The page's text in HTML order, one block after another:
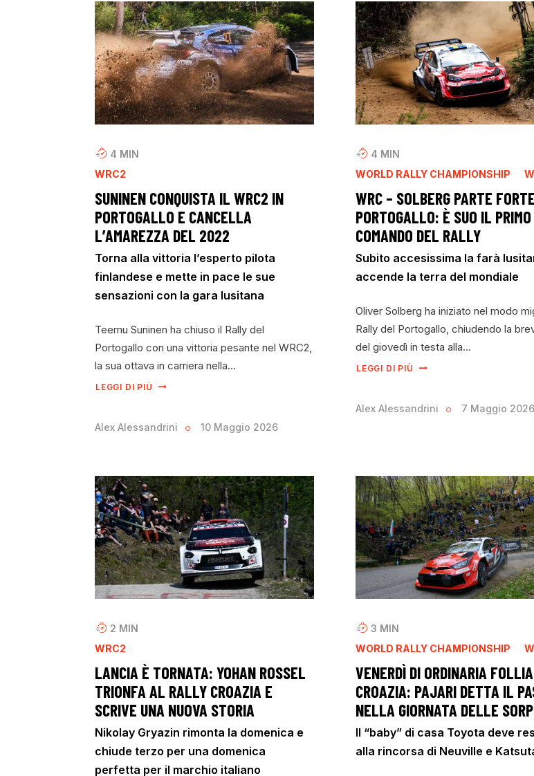
4 MIN
WRC2
SUNINEN CONQUISTA IL WRC2 IN
PORTOGALLO E CANCELLA
L’AMAREZZA DEL 2022
Torna alla vittoria l’esperto pilota
finlandese e mette in pace le sue
sensazioni con la gara lusitana
Teemu Suninen ha chiuso il Rally del
Portogallo con una vittoria pesante nel WRC2,
la sua ottava in carriera nella…
LEGGI DI PIÙ
Alex Alessandrini 10 Maggio 2026
4 MIN
WORLD RALLY CHAMPIONSHIP
WRC – SOLBERG PARTE
PORTOGALLO: È SUO IL PRIMO
COMANDO DEL RALLY
Subito accesissima la farà
accende la terra del mondiale
Oliver Solberg ha iniziato nel modo
Rally del Portogallo, chiudendo la
del giovedì in testa alla…
LEGGI DI PIÙ
Alex Alessandrini 7 Maggio 2026
2 MIN
WRC2
LANCIA È TORNATA: YOHAN ROSSEL
TRIONFA AL RALLY CROAZIA E
SCRIVE UNA NUOVA STORIA
Nikolay Gryazin rimonta la domenica e
chiude terzo per una domenica
perfetta per il marchio italiano
3 MIN
WORLD RALLY CHAMPIONSHIP
VENERDÌ DI ORDINARIA
CROAZIA: PAJARI DETTA IL
NELLA GIORNATA DELLE
Il “baby” di casa Toyota deve
alla rincorsa di Neuville e